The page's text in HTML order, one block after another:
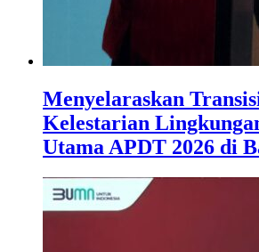
Menyelaraskan
Kelestarian
Utama APDT 2026 di